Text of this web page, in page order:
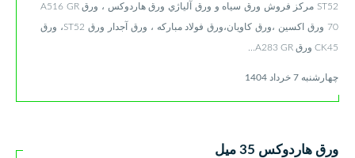
ST52 مركز فروش ورق سياه و ورق آلياژي ورق هاردوکس ، ورق A516 GR
70 ورق اكسين ،ورق كاويان،ورق فولاد مباركه ، ورق آجدار ورق ST52، ورق
CK45 ورق A283 GR...
چهارشنبه 7 خرداد 1404
ورق هاردوکس 35 میل